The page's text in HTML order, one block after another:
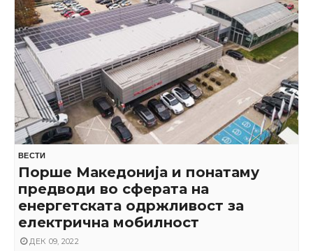
ВЕСТИ
Порше Македонија и понатаму
предводи во сферата на
енергетската одржливост за
електрична мобилност
ДЕК 09, 2022